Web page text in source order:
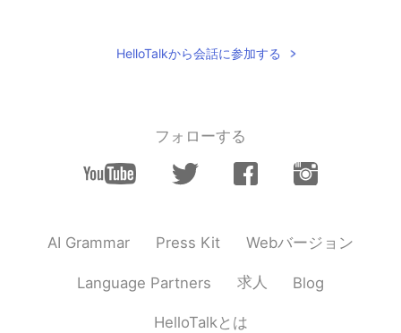
EN
要性を認識することが、非常に重要である
2020.01.02 04:44
ミニマリズム精神を磨く👍
Natsu なつ 2020.01.02 04:12
HelloTalkから会話に参加する
フォローする
AI Grammar Press Kit Webバージョン
Language Partners 求人 Blog
HelloTalkとは